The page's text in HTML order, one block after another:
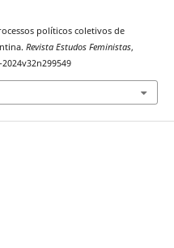
políticos coletivos de
Revista Estudos Feministas,